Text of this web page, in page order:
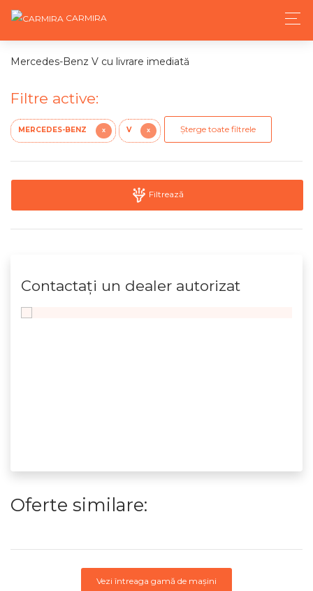
CARMIRA
Mercedes-Benz V cu livrare imediată
Filtre active:
MERCEDES-BENZ X V X Șterge toate filtrele
Filtrează
Contactaţi un dealer autorizat
Oferte similare:
Vezi întreaga gamă de mașini